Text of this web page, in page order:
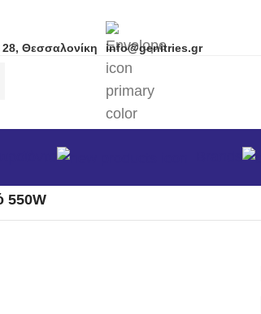
Θεσσαλονίκη info@genitries.gr
550W